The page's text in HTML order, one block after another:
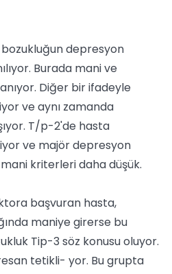
bozukluğun depresyon
Burada mani ve
Diğer bir ifadeyle
ve aynı zamanda
T/p-2'de hasta
ve majör depresyon
kriterleri daha düşük.
başvuran hasta,
maniye girerse bu
Tip-3 söz konusu oluyor.
tetikli- yor. Bu grupta